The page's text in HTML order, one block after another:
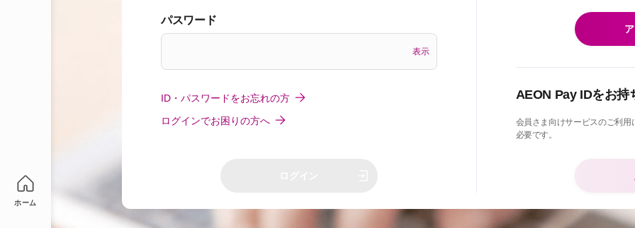
パスワード
表示
ID・パスワードをお忘れの方
ログインでお困りの方へ
AEON Pay IDをお持
会員さま向けサービスのご利用
必要です。
ホーム